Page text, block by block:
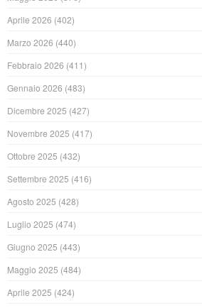
Aprile 2026 (402)
Marzo 2026 (440)
Febbraio 2026 (411)
Gennaio 2026 (483)
Dicembre 2025 (427)
Novembre 2025 (417)
Ottobre 2025 (432)
Settembre 2025 (416)
Agosto 2025 (428)
Luglio 2025 (474)
Giugno 2025 (443)
Maggio 2025 (484)
Aprile 2025 (424)